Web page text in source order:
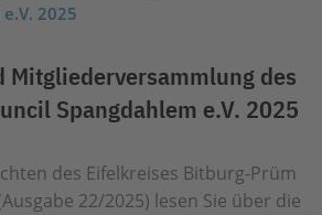
Mitgliederversammlung des
Spangdahlem e.V. 2025
des Eifelkreises Bitburg-Prüm
22/2025) lesen Sie über die